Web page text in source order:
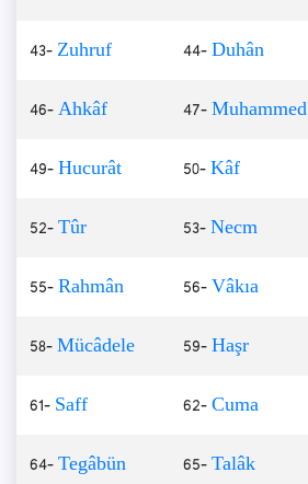
43-Zuhruf 44-Duhân
46-Ahkâf 47-Muhammed
49-Hucurât 50-Kâf
52-Tûr 53-Necm
55-Rahmân 56-Vâkıa
58-Mücâdele 59-Haşr
61-Saff 62-Cuma
64-Tegâbün 65-Talâk